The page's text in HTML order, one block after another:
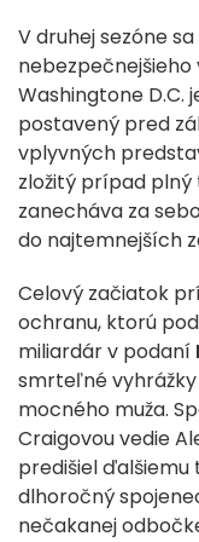
V druhej sezóne
nebezpečnejšieho
Washingtone D.C.
postavený pred
vplyvných
zložitý prípad
zanecháva za
do najtemnejších
Celový začiatok
ochranu, ktorú
miliardár v podaní
smrteľné vyhrážky
mocného muža.
Craigovou vedie
predišiel ďalšiemu
dlhoročný
nečakanej